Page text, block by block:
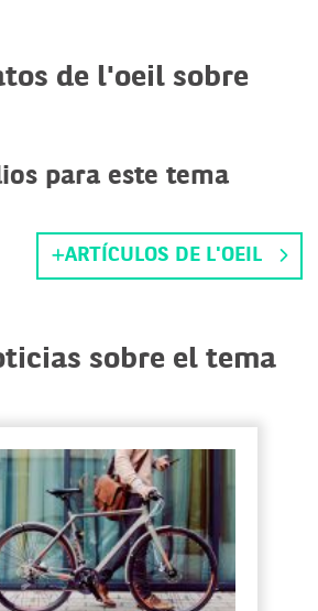
de l'oeil sobre
para este tema
ARTÍCULOS DE L'OEIL
sobre el tema